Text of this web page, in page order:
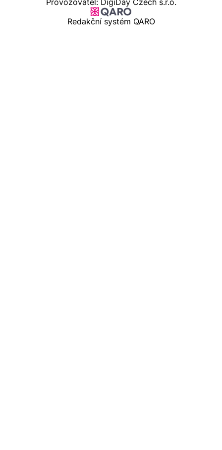
Provozovatel: DigiDay Czech s.r.o.
Redakční systém QARO